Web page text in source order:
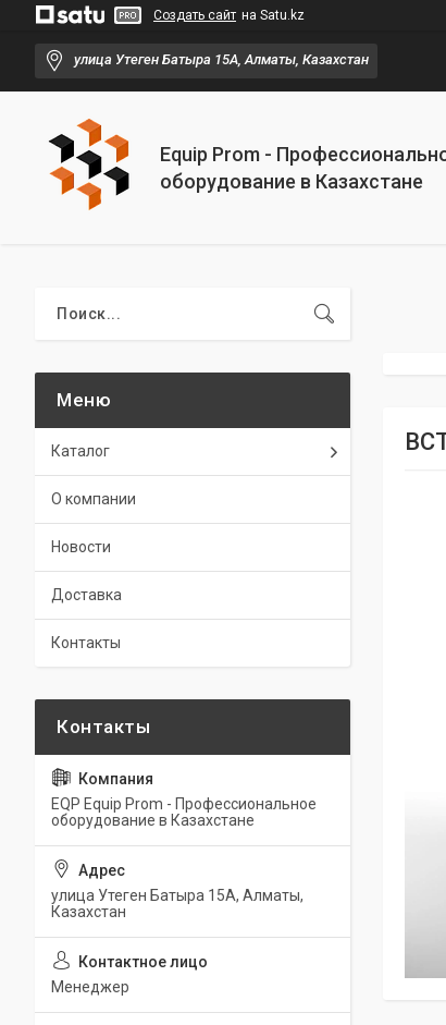
Создать сайт на Satu.kz
улица Утеген Батыра 15А, Алматы, Казахстан
Equip Prom -
оборудование в Казахстане
Каталог
О компании
Новости
Доставка
Контакты
EQP Equip Prom - Профессиональное
оборудование в Казахстане
улица Утеген Батыра 15А, Алматы,
Казахстан
Менеджер